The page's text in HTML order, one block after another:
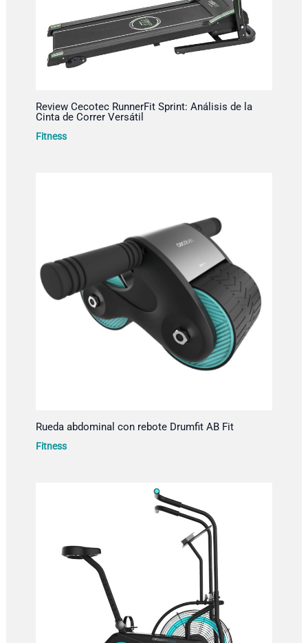
Review Cecotec RunnerFit Sprint: Análisis de la
Cinta de Correr Versátil
Fitness
Rueda abdominal con rebote Drumfit AB Fit
Fitness